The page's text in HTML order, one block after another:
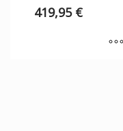
419,95 €